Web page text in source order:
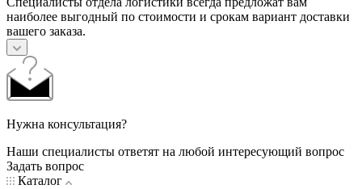
наиболее выгодный по стоимости и срокам вариант доставки
вашего заказа.
Нужна консультация?
Наши специалисты ответят на любой интересующий вопрос
Задать вопрос
Каталог